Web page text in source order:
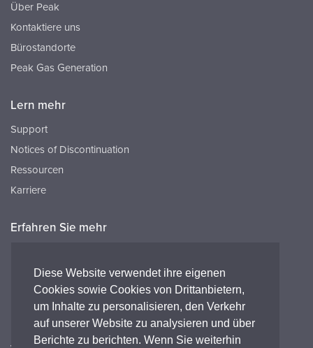
Diese Website verwendet ihre eigenen
Cookies sowie Cookies von Drittanbietern,
um Inhalte zu personalisieren, den Verkehr
auf unserer Website zu analysieren und über
Berichte zu berichten. Wenn Sie weiterhin
Über Peak
Kontaktiere uns
Bürostandorte
Peak Gas Generation
Lern mehr
Support
Notices of Discontinuation
Ressourcen
Karriere
Erfahren Sie mehr
FAQ's
Peak HQ tel:+44 141 812 8100
Peak GmbH tel:+49 (0) 2421 694 5811